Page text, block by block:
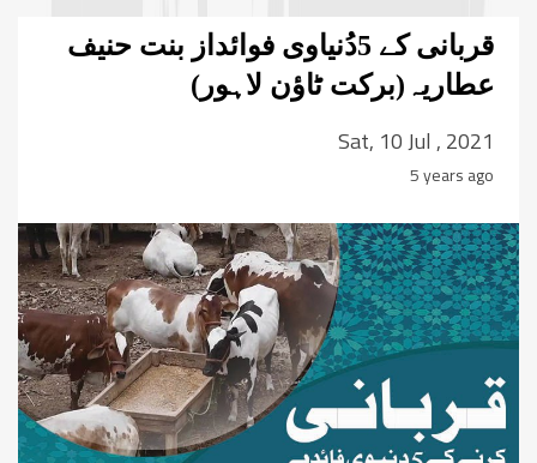
قربانی کے 5دُنیاوی فوائداز بنت حنیف
عطاریہ(برکت ٹاؤن لاہور)
Sat, 10 Jul , 2021
5 years ago